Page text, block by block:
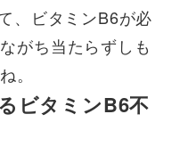
、ビタミンB6が必
がち当たらずしも
。
ビタミンB6不